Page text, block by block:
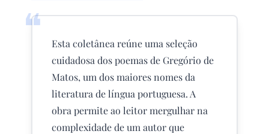
❝
Esta coletânea reúne uma seleção
cuidadosa dos poemas de Gregório de
Matos, um dos maiores nomes da
literatura de língua portuguesa. A
obra permite ao leitor mergulhar na
complexidade de um autor que